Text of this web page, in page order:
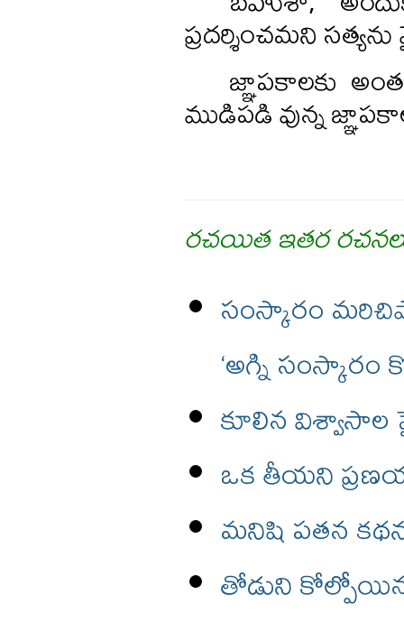
ప్రదర్శించమని
జ్ఞాపకాలకు
ముడిపడి వున్న
రచయిత ఇతర
సంస్కారం
‘అగ్ని సంస్కారం
కూలిన విశ్వాసాల
ఒక తీయని
మనిషి పతన
తోడుని